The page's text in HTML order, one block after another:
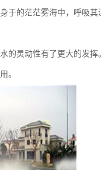
于的茫茫雾海中，呼吸
的灵动性有了更大的发
。